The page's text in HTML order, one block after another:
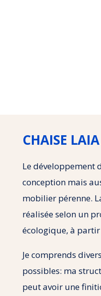
CHAISE LAIA
Le développement
conception mais
mobilier pérenne.
réalisée selon un
écologique, à
Je comprends
possibles: ma
peut avoir une